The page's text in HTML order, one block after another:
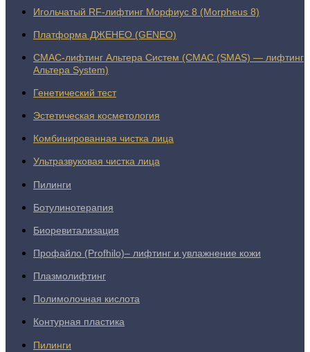
Игольчатый RF-лифтинг Морфиус 8 (Morpheus 8)
Платформа ДЖЕНЕО (GENEO)
СМАС-лифтинг Альтера Систем (СМАС (SMAS) — лифтинг
Альтера System)
Генетический тест
Эстетическая косметология
Комбинированная чистка лица
Ультразвуковая чистка лица
Пилинги
Ботулинотерапия
Биоревитализация
Профайло (Profhilo)– лифтинг и увлажнение кожи
Плазмолифтинг
Полимолочная кислота
Контурная пластика
Пилинги